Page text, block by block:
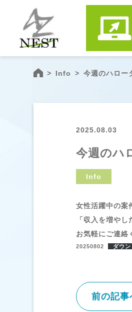
> Info > 今週のハロー
2025.08.03
今週のハ
Info
女性活躍中の案
「収入を増や
お気軽にご連絡
20250802 ダウン
前の記事